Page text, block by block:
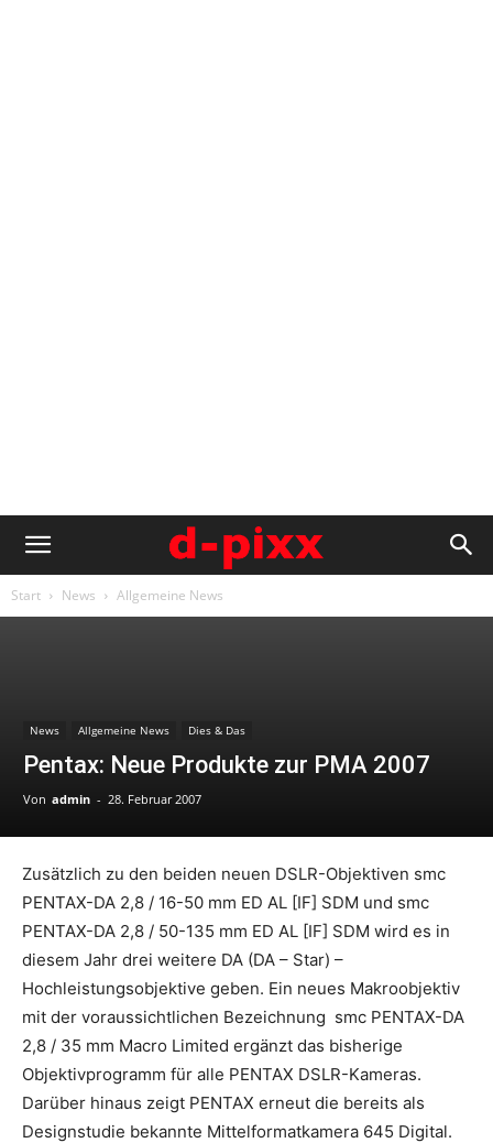
Start News Allgemeine News
News Allgemeine News Dies & Das
Pentax: Neue Produkte zur PMA 2007
Von admin - 28. Februar 2007
Zusätzlich zu den beiden neuen DSLR-Objektiven smc
PENTAX-DA 2,8 / 16-50 mm ED AL [IF] SDM und smc
PENTAX-DA 2,8 / 50-135 mm ED AL [IF] SDM wird es in
diesem Jahr drei weitere DA (DA – Star) –
Hochleistungsobjektive geben. Ein neues Makroobjektiv
mit der voraussichtlichen Bezeichnung smc PENTAX-DA
2,8 / 35 mm Macro Limited ergänzt das bisherige
Objektivprogramm für alle PENTAX DSLR-Kameras.
Darüber hinaus zeigt PENTAX erneut die bereits als
Designstudie bekannte Mittelformatkamera 645 Digital.